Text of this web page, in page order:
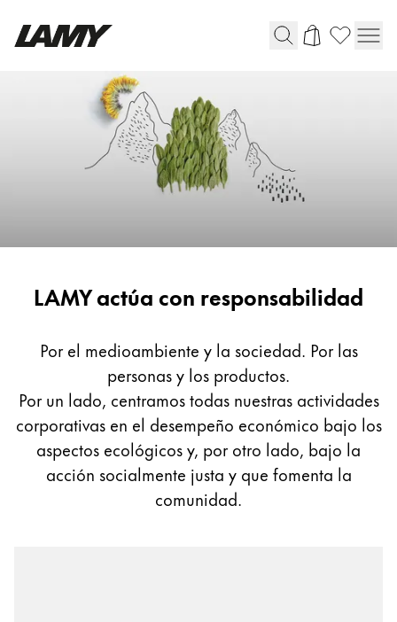
Instrumentos de escritura
Bolígrafos
Digital Writing
Para Android
Pintura y dibujo
Acuarelas
Lápices de colores
Responsabilidad
LAMY actúa con responsabilidad
Por el medioambiente y la sociedad. Por las
personas y los productos.
Por un lado, centramos todas nuestras actividades
corporativas en el desempeño económico bajo los
aspectos ecológicos y, por otro lado, bajo la
acción socialmente justa y que fomenta la
comunidad.